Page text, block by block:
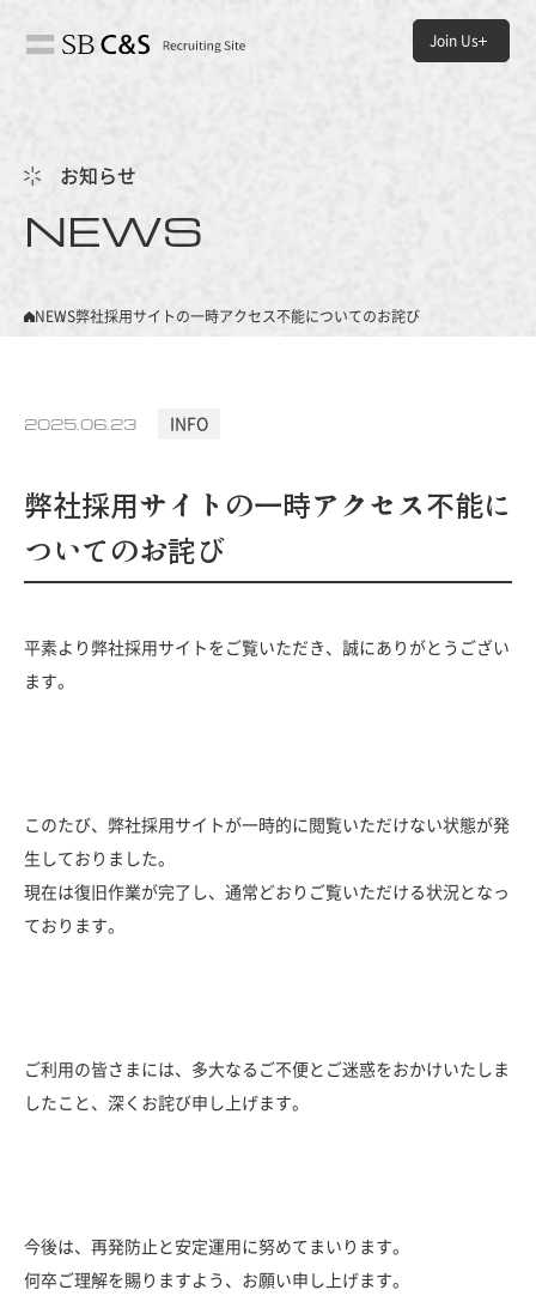
Join Us
- お知らせ
ABOUT US
ENVIRONMENT
- 人材育成 - 福利厚生と働く環境
- Q&A
キャリア採用
MID-CAREER
セキュリティポリシー
お知らせ
NEWS
NEWS弊社採用サイトの一時アクセス不能についてのお詫び
2025.06.23 INFO
弊社採用サイトの一時アクセス不能に
ついてのお詫び
平素より弊社採用サイトをご覧いただき、誠にありがとうござい
ます。
このたび、弊社採用サイトが一時的に閲覧いただけない状態が発
生しておりました。
現在は復旧作業が完了し、通常どおりご覧いただける状況となっ
ております。
ご利用の皆さまには、多大なるご不便とご迷惑をおかけいたしま
したこと、深くお詫び申し上げます。
今後は、再発防止と安定運用に努めてまいります。
何卒ご理解を賜りますよう、お願い申し上げます。